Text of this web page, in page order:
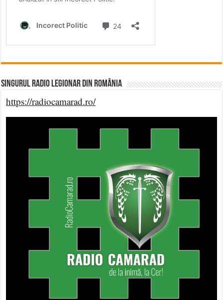
Singurul Radio Legionar din România
https://radiocamarad.ro/